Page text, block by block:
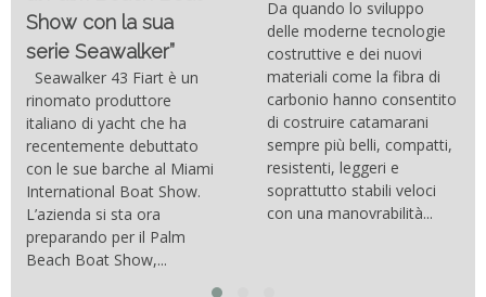
Show con la sua
serie Seawalker”
Seawalker 43 Fiart è un
rinomato produttore
italiano di yacht che ha
recentemente debuttato
con le sue barche al Miami
International Boat Show.
L’azienda si sta ora
preparando per il Palm
Beach Boat Show,...
Da quando lo sviluppo
delle moderne tecnologie
costruttive e dei nuovi
materiali come la fibra di
carbonio hanno consentito
di costruire catamarani
sempre più belli, compatti,
resistenti, leggeri e
soprattutto stabili veloci
con una manovrabilità...